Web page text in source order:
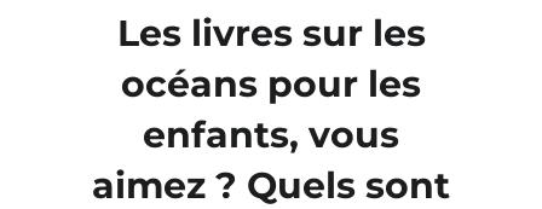
Les livres sur les
océans pour les
enfants, vous
aimez ? Quels sont